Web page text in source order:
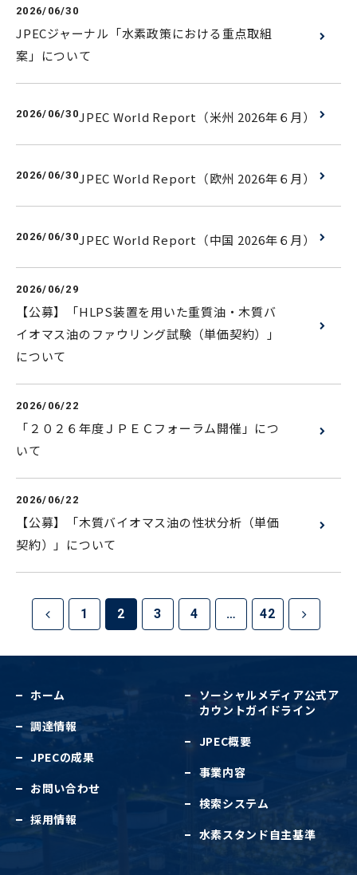
2026/06/30
JPECジャーナル「水素政策における重点取組
案」について
2026/06/30JPEC World Report（米州 2026年６月）
2026/06/30JPEC World Report（欧州 2026年６月）
2026/06/30JPEC World Report（中国 2026年６月）
2026/06/29
【公募】「HLPS装置を用いた重質油・木質バ
イオマス油のファウリング試験（単価契約）」
について
2026/06/22
「２０２６年度ＪＰＥＣフォーラム開催」につ
いて
2026/06/22
【公募】「木質バイオマス油の性状分析（単価
契約）」について
1 2 3 4 … 42
ホーム
調達情報
JPECの成果
お問い合わせ
採用情報
ソーシャルメディア公式ア
カウントガイドライン
JPEC概要
事業内容
検索システム
水素スタンド自主基準